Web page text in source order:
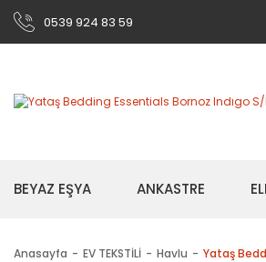
0539 924 83 59
BEYAZ EŞYA ANKASTRE
Anasayfa EV TEKSTİLİ Havlu Yataş